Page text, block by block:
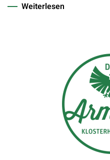
Weiterlesen